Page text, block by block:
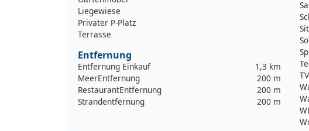
Liegewiese
Privater P-Platz
Terrasse
Entfernung
Entfernung Einkauf
1,3 km
MeerEntfernung
200 m
RestaurantEntfernung
200 m
Strandentfernung
200 m
TV